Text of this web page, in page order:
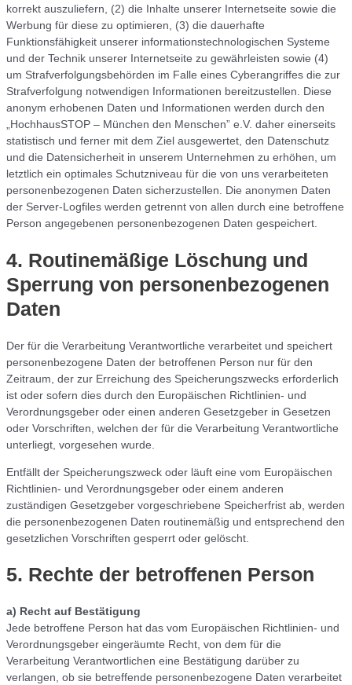
korrekt auszuliefern, (2) die Inhalte unserer Internetseite sowie die
Werbung für diese zu optimieren, (3) die dauerhafte
Funktionsfähigkeit unserer informationstechnologischen Systeme
und der Technik unserer Internetseite zu gewährleisten sowie (4)
um Strafverfolgungsbehörden im Falle eines Cyberangriffes die zur
Strafverfolgung notwendigen Informationen bereitzustellen. Diese
anonym erhobenen Daten und Informationen werden durch den
„HochhausSTOP – München den Menschen” e.V. daher einerseits
statistisch und ferner mit dem Ziel ausgewertet, den Datenschutz
und die Datensicherheit in unserem Unternehmen zu erhöhen, um
letztlich ein optimales Schutzniveau für die von uns verarbeiteten
personenbezogenen Daten sicherzustellen. Die anonymen Daten
der Server-Logfiles werden getrennt von allen durch eine betroffene
Person angegebenen personenbezogenen Daten gespeichert.
4. Routinemäßige Löschung und
Sperrung von personenbezogenen
Daten
Der für die Verarbeitung Verantwortliche verarbeitet und speichert
personenbezogene Daten der betroffenen Person nur für den
Zeitraum, der zur Erreichung des Speicherungszwecks erforderlich
ist oder sofern dies durch den Europäischen Richtlinien- und
Verordnungsgeber oder einen anderen Gesetzgeber in Gesetzen
oder Vorschriften, welchen der für die Verarbeitung Verantwortliche
unterliegt, vorgesehen wurde.
Entfällt der Speicherungszweck oder läuft eine vom Europäischen
Richtlinien- und Verordnungsgeber oder einem anderen
zuständigen Gesetzgeber vorgeschriebene Speicherfrist ab, werden
die personenbezogenen Daten routinemäßig und entsprechend den
gesetzlichen Vorschriften gesperrt oder gelöscht.
5. Rechte der betroffenen Person
a) Recht auf Bestätigung
Jede betroffene Person hat das vom Europäischen Richtlinien- und
Verordnungsgeber eingeräumte Recht, von dem für die
Verarbeitung Verantwortlichen eine Bestätigung darüber zu
verlangen, ob sie betreffende personenbezogene Daten verarbeitet